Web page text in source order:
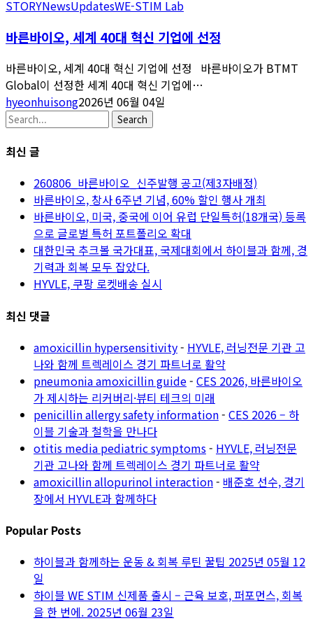
STORYNewsUpdatesWE-STIM Lab
바른바이오, 세계 40대 혁신 기업에 선정
바른바이오, 세계 40대 혁신 기업에 선정 바른바이오가 BTMT
Global이 선정한 세계 40대 혁신 기업에…
hyeonhuisong2026년 06월 04일
Search
최신 글
260806_바른바이오_신주발행 공고(제3자배정)
바른바이오, 창사 6주년 기념, 60% 할인 행사 개최
바른바이오, 미국, 중국에 이어 유럽 단일특허(18개국) 등록
으로 글로벌 특허 포트폴리오 확대
대한민국 추크볼 국가대표, 국제대회에서 하이블과 함께, 경
기력과 회복 모두 잡았다.
HYVLE, 쿠팡 로켓배송 실시
최신 댓글
amoxicillin hypersensitivity- HYVLE, 러닝전문 기관 고
나와 함께 트렉레이스 경기 파트너로 활약
pneumonia amoxicillin guide- CES 2026, 바른바이오
가 제시하는 리커버리·뷰티 테크의 미래
penicillin allergy safety information- CES 2026 – 하
이블 기술과 철학을 만나다
otitis media pediatric symptoms- HYVLE, 러닝전문
기관 고나와 함께 트렉레이스 경기 파트너로 활약
amoxicillin allopurinol interaction- 배준호 선수, 경기
장에서 HYVLE과 함께하다
Popular Posts
하이블과 함께하는 운동 & 회복 루틴 꿀팁 2025년 05월 12
일
하이블 WE STIM 신제품 출시 – 근육 보호, 퍼포먼스, 회복
을 한 번에. 2025년 06월 23일